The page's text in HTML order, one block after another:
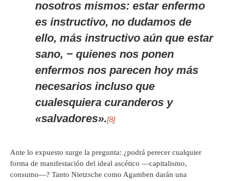
nosotros mismos: estar enfermo
es instructivo, no dudamos de
ello, más instructivo aún que estar
sano, − quienes nos ponen
enfermos nos parecen hoy más
necesarios incluso que
cualesquiera curanderos y
«salvadores».[8]
Ante lo expuesto surge la pregunta: ¿podrá perecer cualquier
forma de manifestación del ideal ascético —capitalismo,
consumo—? Tanto Nietzsche como Agamben darán una